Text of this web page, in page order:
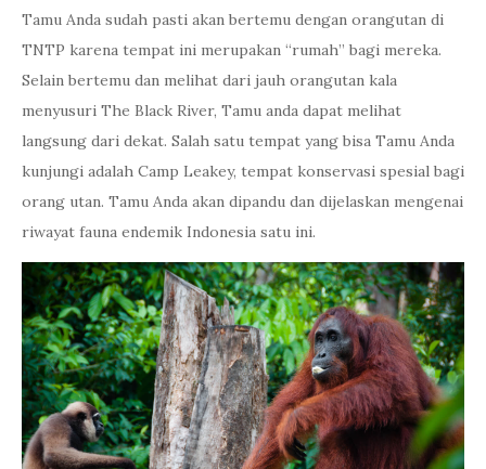
Tamu Anda sudah pasti akan bertemu dengan orangutan di
TNTP karena tempat ini merupakan “rumah” bagi mereka.
Selain bertemu dan melihat dari jauh orangutan kala
menyusuri The Black River, Tamu anda dapat melihat
langsung dari dekat. Salah satu tempat yang bisa Tamu Anda
kunjungi adalah Camp Leakey, tempat konservasi spesial bagi
orang utan. Tamu Anda akan dipandu dan dijelaskan mengenai
riwayat fauna endemik Indonesia satu ini.